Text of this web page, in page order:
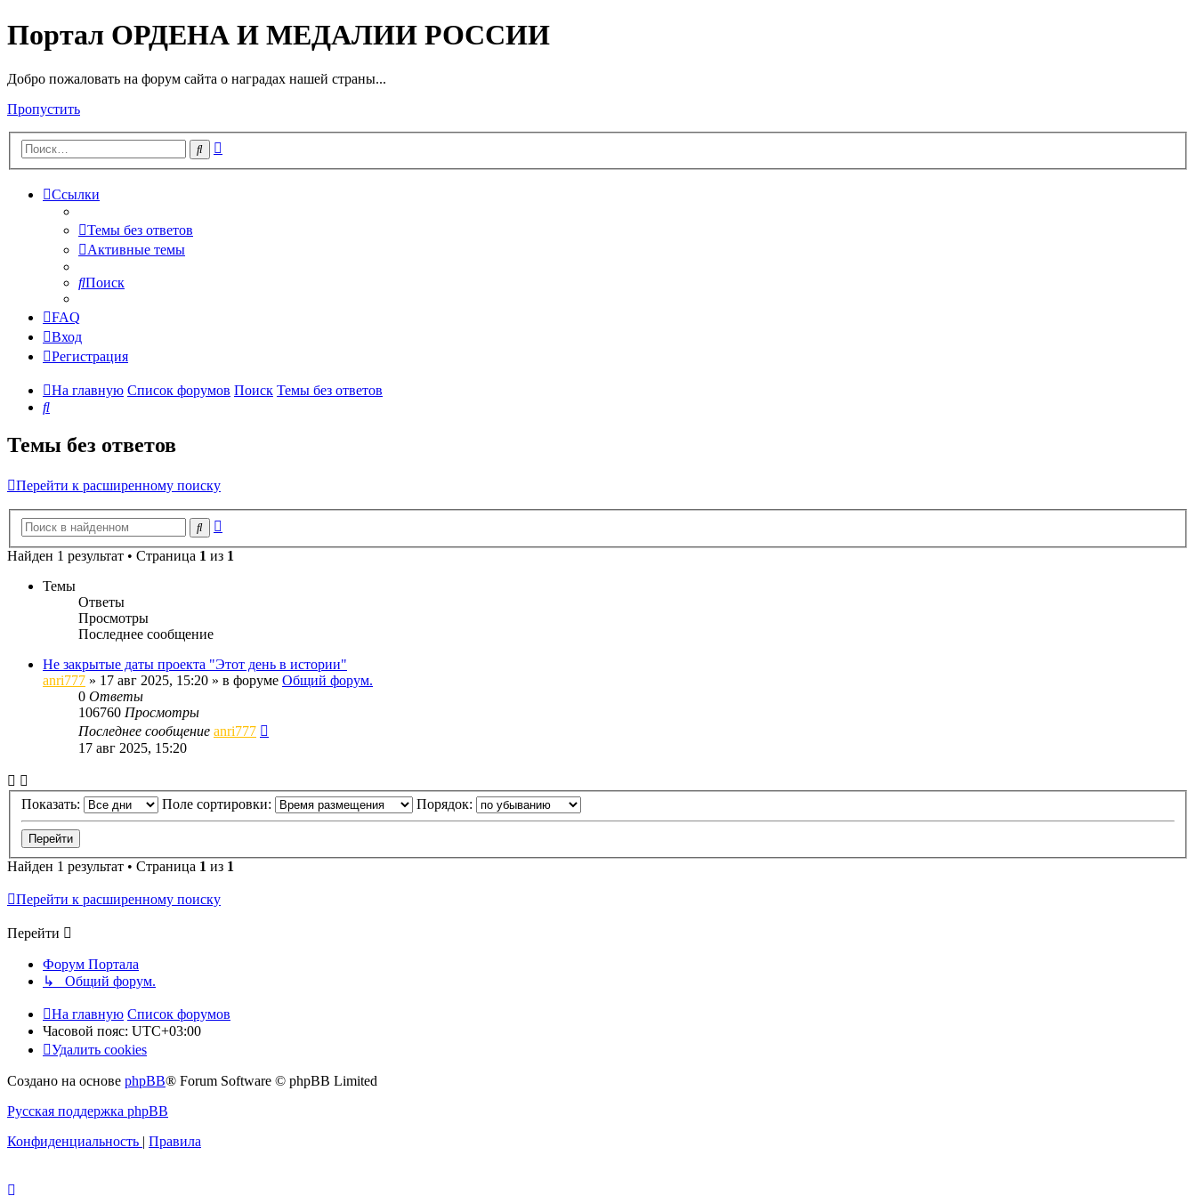
Портал ОРДЕНА И МЕДАЛИИ РОССИИ
Добро пожаловать на форум сайта о наградах нашей страны...
Пропустить
Поиск
Ссылки
Темы без ответов
Активные темы
Поиск
FAQ
Вход
Регистрация
На главную Список форумов Поиск Темы без ответов
Поиск
Темы без ответов
Перейти к расширенному поиску
Поиск
Найден 1 результат • Страница 1 из 1
Темы
Ответы
Просмотры
Последнее сообщение
Не закрытые даты проекта "Этот день в истории"
anri777 » 17 авг 2025, 15:20 » в форуме Общий форум.
0 Ответы
106760 Просмотры
Последнее сообщение anri777
17 авг 2025, 15:20
Показать: Поле сортировки: Порядок:
Найден 1 результат • Страница 1 из 1
Перейти к расширенному поиску
Перейти
Форум Портала
↳ Общий форум.
На главную Список форумов
Часовой пояс: UTC+03:00
Удалить cookies
Создано на основе phpBB® Forum Software © phpBB Limited
Русская поддержка phpBB
Конфиденциальность
Правила